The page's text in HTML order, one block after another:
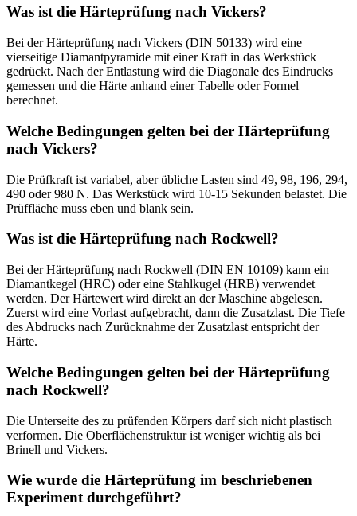
Was ist die Härteprüfung nach Vickers?
Bei der Härteprüfung nach Vickers (DIN 50133) wird eine
vierseitige Diamantpyramide mit einer Kraft in das Werkstück
gedrückt. Nach der Entlastung wird die Diagonale des Eindrucks
gemessen und die Härte anhand einer Tabelle oder Formel
berechnet.
Welche Bedingungen gelten bei der Härteprüfung
nach Vickers?
Die Prüfkraft ist variabel, aber übliche Lasten sind 49, 98, 196, 294,
490 oder 980 N. Das Werkstück wird 10-15 Sekunden belastet. Die
Prüffläche muss eben und blank sein.
Was ist die Härteprüfung nach Rockwell?
Bei der Härteprüfung nach Rockwell (DIN EN 10109) kann ein
Diamantkegel (HRC) oder eine Stahlkugel (HRB) verwendet
werden. Der Härtewert wird direkt an der Maschine abgelesen.
Zuerst wird eine Vorlast aufgebracht, dann die Zusatzlast. Die Tiefe
des Abdrucks nach Zurücknahme der Zusatzlast entspricht der
Härte.
Welche Bedingungen gelten bei der Härteprüfung
nach Rockwell?
Die Unterseite des zu prüfenden Körpers darf sich nicht plastisch
verformen. Die Oberflächenstruktur ist weniger wichtig als bei
Brinell und Vickers.
Wie wurde die Härteprüfung im beschriebenen
Experiment durchgeführt?